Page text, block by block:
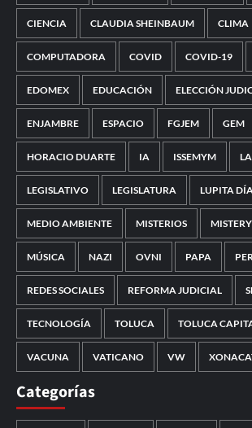
CIENCIA CLAUDIA SHEINBAUM CLIMA
COMPUTADORA COVID COVID-19
EDOMEX EDUCACIÓN ELECCIÓN
ENJAMBRE ESPACIO FGJEM GEM
HORACIO DUARTE IA ISSEMYM
LEGISLATIVO LEGISLATURA LUPITA
MEDIO AMBIENTE MISTERIOS MISTERY
MÚSICA NAZI OVNI PAPA
REDES SOCIALES REFORMA JUDICIAL
TECNOLOGÍA TOLUCA TOLUCA
VACUNA VATICANO VW
Categorías